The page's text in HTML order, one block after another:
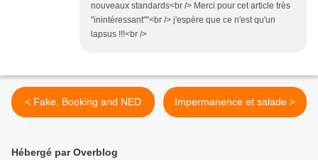
nouveaux standards<br /> Merci pour cet article très
"inintéressant""<br /> j'espère que ce n'est qu'un
lapsus !!!<br />
< Fake, Booking and NED Impermanence et salade >
Hébergé par Overblog